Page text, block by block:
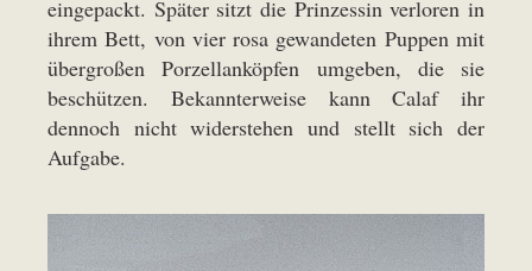
eingepackt. Später sitzt die Prinzessin verloren in
ihrem Bett, von vier rosa gewandeten Puppen mit
übergroßen Porzellanköpfen umgeben, die sie
beschützen. Bekannterweise kann Calaf ihr
dennoch nicht widerstehen und stellt sich der
Aufgabe.